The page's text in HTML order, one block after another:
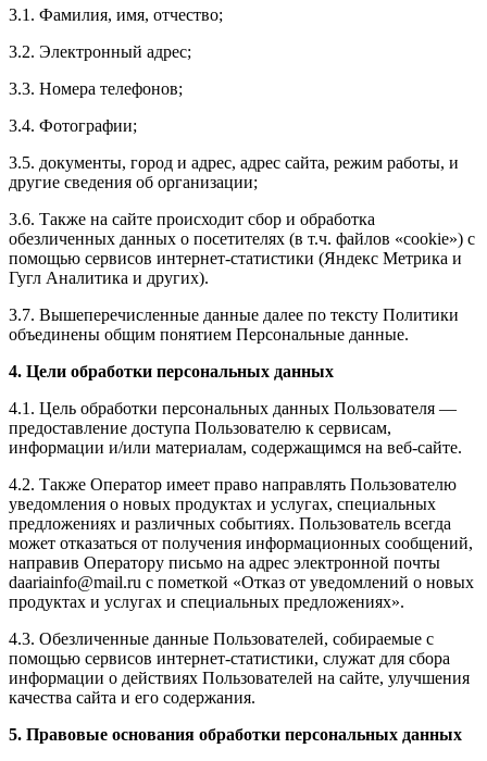
3.1. Фамилия, имя, отчество;
3.2. Электронный адрес;
3.3. Номера телефонов;
3.4. Фотографии;
3.5. документы, город и адрес, адрес сайта, режим работы, и
другие сведения об организации;
3.6. Также на сайте происходит сбор и обработка
обезличенных данных о посетителях (в т.ч. файлов «cookie») с
помощью сервисов интернет-статистики (Яндекс Метрика и
Гугл Аналитика и других).
3.7. Вышеперечисленные данные далее по тексту Политики
объединены общим понятием Персональные данные.
4. Цели обработки персональных данных
4.1. Цель обработки персональных данных Пользователя —
предоставление доступа Пользователю к сервисам,
информации и/или материалам, содержащимся на веб-сайте.
4.2. Также Оператор имеет право направлять Пользователю
уведомления о новых продуктах и услугах, специальных
предложениях и различных событиях. Пользователь всегда
может отказаться от получения информационных сообщений,
направив Оператору письмо на адрес электронной почты
daariainfo@mail.ru с пометкой «Отказ от уведомлений о новых
продуктах и услугах и специальных предложениях».
4.3. Обезличенные данные Пользователей, собираемые с
помощью сервисов интернет-статистики, служат для сбора
информации о действиях Пользователей на сайте, улучшения
качества сайта и его содержания.
5. Правовые основания обработки персональных данных